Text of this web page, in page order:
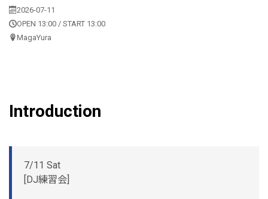
2026-07-11
OPEN 13:00 / START 13:00
MagaYura
Introduction
7/11 Sat
[DJ練習会]